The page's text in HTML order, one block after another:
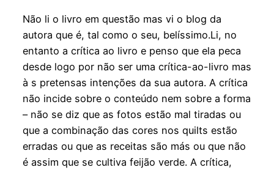
Não li o livro em questão mas vi o blog da
autora que é, tal como o seu, belíssimo.Li, no
entanto a crítica ao livro e penso que ela peca
desde logo por não ser uma crítica-ao-livro mas
à s pretensas intenções da sua autora. A crítica
não incide sobre o conteúdo nem sobre a forma
– não se diz que as fotos estão mal tiradas ou
que a combinação das cores nos quilts estão
erradas ou que as receitas são más ou que não
é assim que se cultiva feijão verde. A crítica,